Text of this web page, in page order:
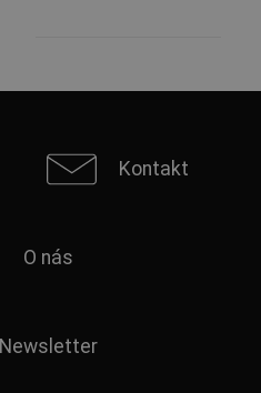
Kontakt
O nás
Newsletter